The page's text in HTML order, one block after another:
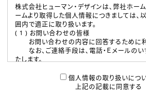
株式会社ヒューマン・デザインは、弊社ホー
ームより取得した個人情報につきましては
囲内で適正に取り扱います。
( 1 ) お問い合わせの皆様
お問い合わせの内容に回答するために利
なお、ご連絡手段は、電話・Ｅメールの
たします。
本登録に関するご連絡および本登録時の
個人情報の取り扱いについ
上記の記載に同意する